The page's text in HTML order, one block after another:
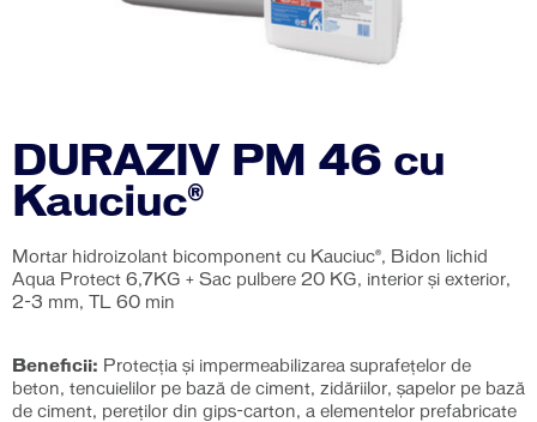
DURAZIV PM 46 cu
Kauciuc®
Mortar hidroizolant bicomponent cu Kauciuc®, Bidon lichid
Aqua Protect 6,7KG + Sac pulbere 20 KG, interior și exterior,
2-3 mm, TL 60 min
Beneficii: Protecția și impermeabilizarea suprafețelor de
beton, tencuielilor pe bază de ciment, zidăriilor, șapelor pe bază
de ciment, pereților din gips-carton, a elementelor prefabricate